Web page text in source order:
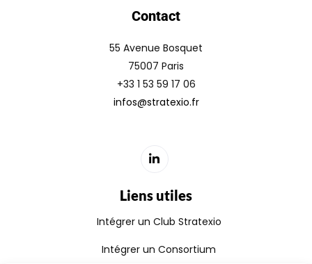
Contact
55 Avenue Bosquet
75007 Paris
+33 1 53 59 17 06
infos@stratexio.fr
Liens utiles
Intégrer un Club Stratexio
Intégrer un Consortium